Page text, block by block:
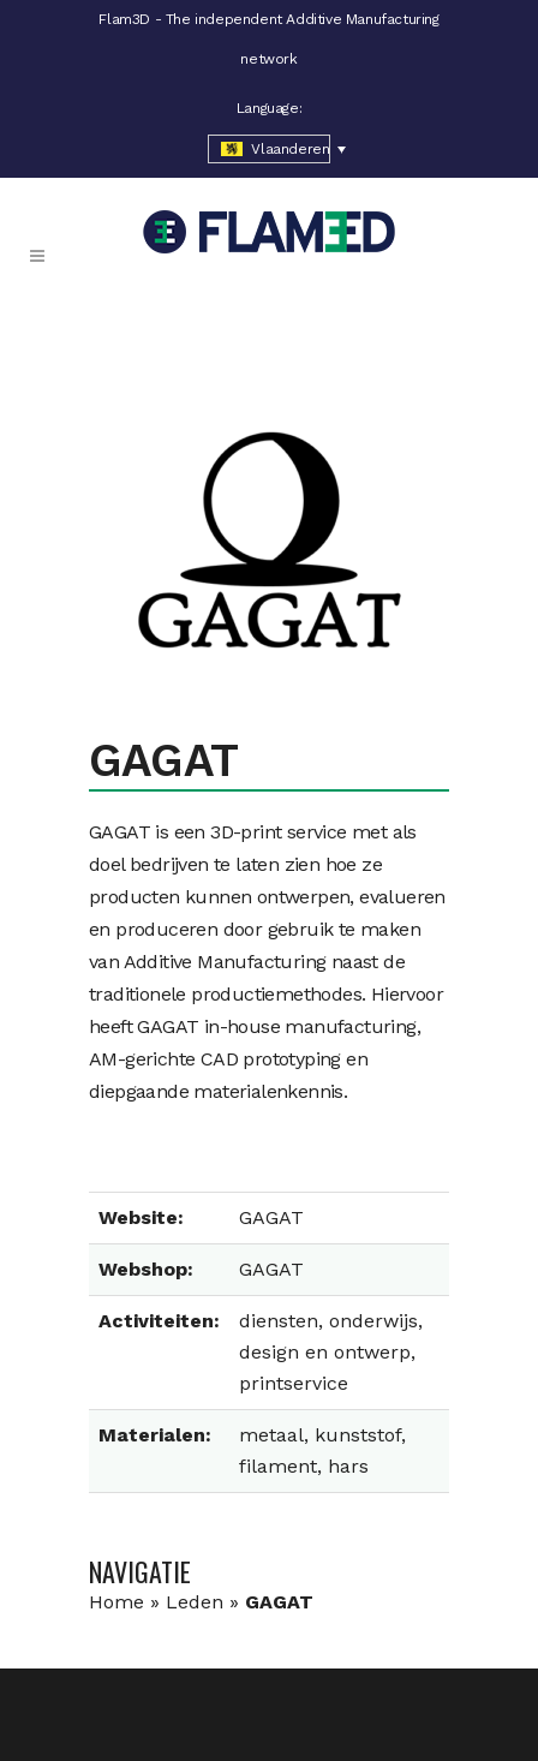
Flam3D - The independent Additive Manufacturing
network
Language:
Vlaanderen
GAGAT
GAGAT is een 3D-print service met als
doel bedrijven te laten zien hoe ze
producten kunnen ontwerpen, evalueren
en produceren door gebruik te maken
van Additive Manufacturing naast de
traditionele productiemethodes. Hiervoor
heeft GAGAT in-house manufacturing,
AM-gerichte CAD prototyping en
diepgaande materialenkennis.
Website: GAGAT
Webshop: GAGAT
Activiteiten:
diensten, onderwijs,
design en ontwerp,
printservice
Materialen:
metaal, kunststof,
filament, hars
NAVIGATIE
Home » Leden » GAGAT